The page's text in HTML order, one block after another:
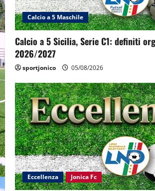
Calcio a 5 Maschile
Calcio a 5 Sicilia, Serie C1: definiti
2026/2027
sportjonico 05/08/2026
Eccellenza Jonica Fc